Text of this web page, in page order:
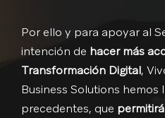
Por ello y para apoyar al
intención de hacer más
Transformación Digital,
Business Solutions hemos
precedentes, que